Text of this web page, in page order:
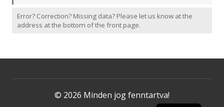
Error? Correction? Missing data? Please let us know at the
address at the bottom of the front page.
© 2026 Minden jog fenntartva!